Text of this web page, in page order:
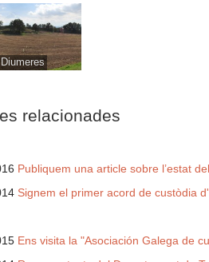
relacionades
Publiquem una article sobre l’estat
Signem el primer acord de custòdia
Ens visita la "Asociación Galega de